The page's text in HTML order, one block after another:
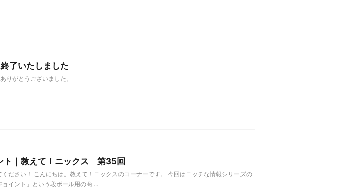
了いたしました
りがとうございました。
｜教えて！ニックス 第35回
ください！ こんにちは。教えて！ニックスのコーナーです。 今回はニッチな情報シリーズの
イント」という段ボール用の商 ...